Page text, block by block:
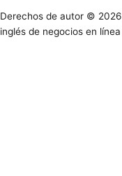
Derechos de autor © 2026
inglés de negocios en línea